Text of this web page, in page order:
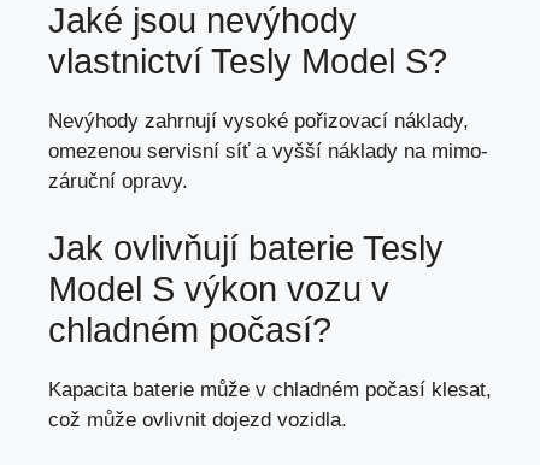
Jaké jsou nevýhody
vlastnictví Tesly Model S?
Nevýhody zahrnují vysoké pořizovací náklady,
omezenou servisní síť a vyšší náklady na mimo-
záruční opravy.
Jak ovlivňují baterie Tesly
Model S výkon vozu v
chladném počasí?
Kapacita baterie může v chladném počasí klesat,
což může ovlivnit dojezd vozidla.